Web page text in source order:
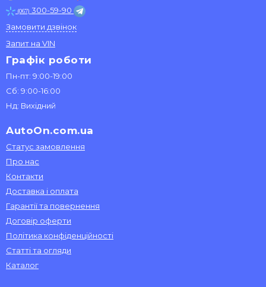
(067) 300-59-90
Замовити дзвінок
Запит на VIN
Графік роботи
Пн-пт: 9:00-19:00
Сб: 9:00-16:00
Нд: Вихідний
AutoOn.com.ua
Статус замовлення
Про нас
Контакти
Доставка і оплата
Гарантії та повернення
Договір оферти
Політика конфіденційності
Статті та огляди
Каталог